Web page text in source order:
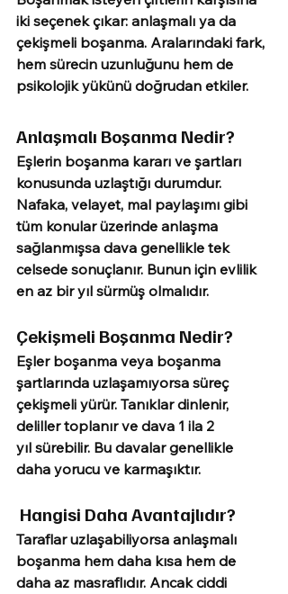
iki seçenek çıkar: anlaşmalı ya da
çekişmeli boşanma. Aralarındaki fark,
hem sürecin uzunluğunu hem de
psikolojik yükünü doğrudan etkiler.
Anlaşmalı Boşanma Nedir?
Eşlerin boşanma kararı ve şartları
konusunda uzlaştığı durumdur.
Nafaka, velayet, mal paylaşımı gibi
tüm konular üzerinde anlaşma
sağlanmışsa dava genellikle tek
celsede sonuçlanır. Bunun için evlilik
en az bir yıl sürmüş olmalıdır.
Çekişmeli Boşanma Nedir?
Eşler boşanma veya boşanma
şartlarında uzlaşamıyorsa süreç
çekişmeli yürür. Tanıklar dinlenir,
deliller toplanır ve dava 1 ila 2
yıl sürebilir. Bu davalar genellikle
daha yorucu ve karmaşıktır.
Hangisi Daha Avantajlıdır?
Taraflar uzlaşabiliyorsa anlaşmalı
boşanma hem daha kısa hem de
daha az masraflıdır. Ancak ciddi